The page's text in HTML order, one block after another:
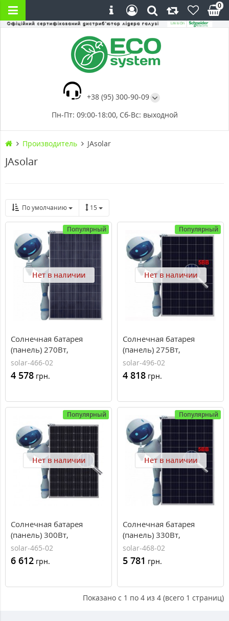
+38 (95) 300-90-09
Пн-Пт: 09:00-18:00, Сб-Вс: выходной
0
Производитель JAsolar
JAsolar
По умолчанию 15
Популярный
Нет в наличии
Солнечная батарея
(панель) 270Вт,
поликристаллическая
JAP6(K) 60-270/4BB,
JASolar
solar-466-02
4 578 грн.
Популярный
Нет в наличии
Солнечная батарея
(панель) 275Вт,
поликристаллическая
JAP60S01-275/SC, 5BB,
JASolar
solar-496-02
4 818 грн.
Популярный
Нет в наличии
Солнечная батарея
(панель) 300Вт,
монокристаллическая
PERCIUM JAM6(L) 60-
300/PR, JASolar
solar-465-02
6 612 грн.
Популярный
Нет в наличии
Солнечная батарея
(панель) 330Вт,
поликристаллическая
JAP72S01-330/SC, JASolar
solar-468-02
5 781 грн.
Показано с 1 по 4 из 4 (всего 1 страниц)